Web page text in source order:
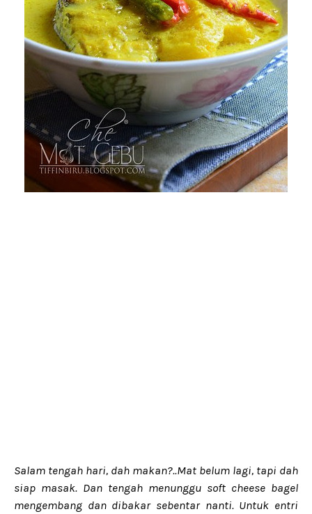
Salam tengah hari, dah makan?..Mat belum lagi, tapi dah
siap masak. Dan tengah menunggu soft cheese bagel
mengembang dan dibakar sebentar nanti. Untuk entri